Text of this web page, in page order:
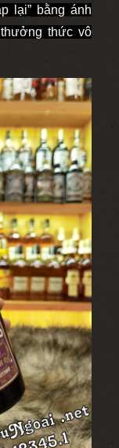
lại” bằng ánh
thức vô